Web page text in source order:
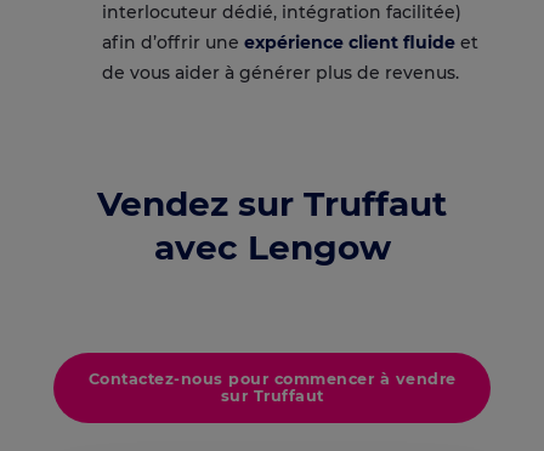
interlocuteur dédié, intégration facilitée)
afin d’offrir une expérience client fluide et
de vous aider à générer plus de revenus.
Vendez sur Truffaut
avec Lengow
Contactez-nous pour commencer à vendre
sur Truffaut